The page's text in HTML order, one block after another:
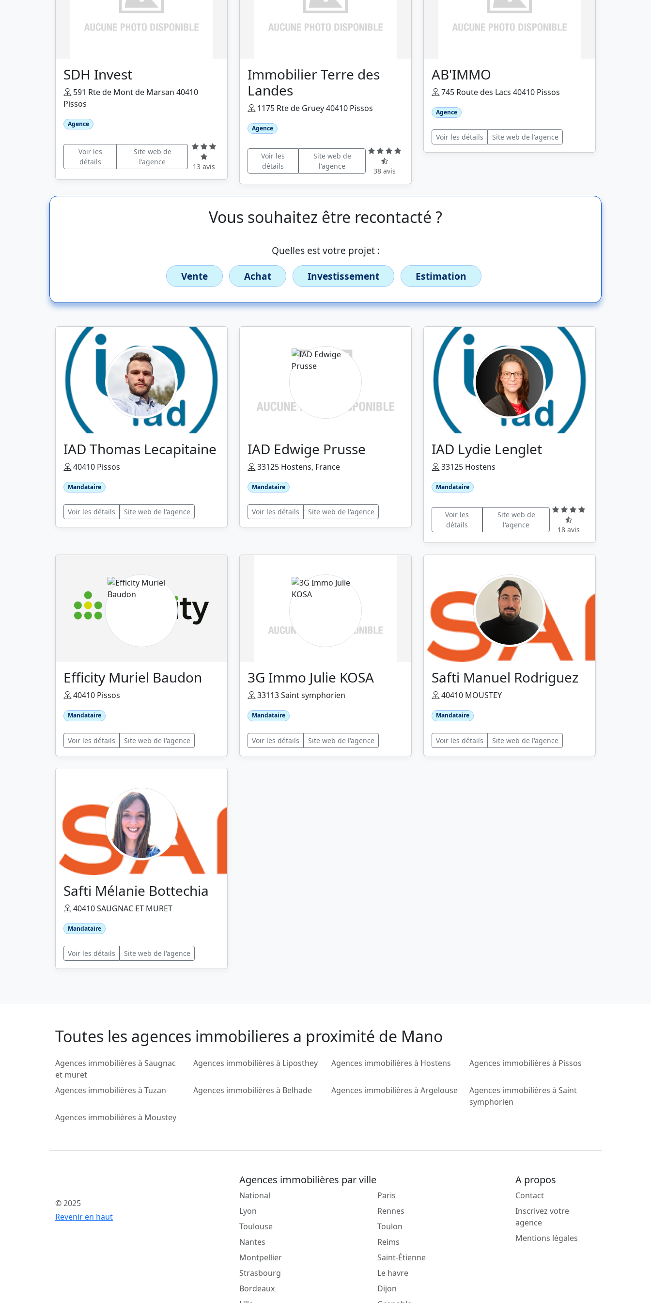
SDH Invest
591 Rte de Mont de Marsan 40410
Pissos
Agence
Voir les
détails
Site web de
l'agence
13 avis
Immobilier Terre des
Landes
1175 Rte de Gruey 40410 Pissos
Agence
Voir les
détails
Site web de
l'agence
38 avis
AB'IMMO
745 Route des Lacs 40410 Pissos
Agence
Voir les détails Site web de l'agence
Vous souhaitez être recontacté ?
Quelles est votre projet :
Vente
Achat Investissement Estimation
IAD Thomas Lecapitaine
40410 Pissos
Mandataire
Voir les détails Site web de l'agence
IAD Edwige Prusse
33125 Hostens, France
Mandataire
Voir les détails Site web de l'agence
IAD Lydie Lenglet
33125 Hostens
Mandataire
Voir les
détails
Site web de
l'agence
18 avis
Efficity Muriel Baudon
40410 Pissos
Mandataire
Voir les détails Site web de l'agence
3G Immo Julie KOSA
33113 Saint symphorien
Mandataire
Voir les détails Site web de l'agence
Safti Manuel Rodriguez
40410 MOUSTEY
Mandataire
Voir les détails Site web de l'agence
Safti Mélanie Bottechia
40410 SAUGNAC ET MURET
Mandataire
Voir les détails Site web de l'agence
Toutes les agences immobilieres a proximité de Mano
Agences immobilières à Saugnac
et muret
Agences immobilières à Liposthey Agences immobilières à Hostens Agences immobilières à Pissos
Agences immobilières à Tuzan Agences immobilières à Belhade Agences immobilières à Argelouse
Agences immobilières à Saint
symphorien
Agences immobilières à Moustey
© 2025
Revenir en haut
Agences immobilières par ville
National
Lyon
Toulouse
Nantes
Montpellier
Strasbourg
Bordeaux
Paris
Rennes
Toulon
Reims
Saint-Étienne
Le havre
Dijon
A propos
Contact
Inscrivez votre
agence
Mentions légales